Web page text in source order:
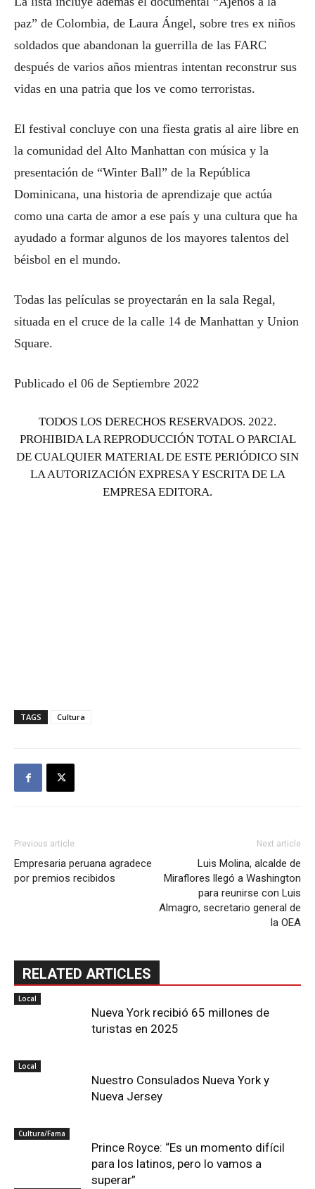
paz” de Colombia, de Laura Ángel, sobre tres ex niños
soldados que abandonan la guerrilla de las FARC
después de varios años mientras intentan reconstrur sus
vidas en una patria que los ve como terroristas.
El festival concluye con una fiesta gratis al aire libre en
la comunidad del Alto Manhattan con música y la
presentación de “Winter Ball” de la República
Dominicana, una historia de aprendizaje que actúa
como una carta de amor a ese país y una cultura que ha
ayudado a formar algunos de los mayores talentos del
béisbol en el mundo.
Todas las películas se proyectarán en la sala Regal,
situada en el cruce de la calle 14 de Manhattan y Union
Square.
Publicado el 06 de Septiembre 2022
TODOS LOS DERECHOS RESERVADOS. 2022.
PROHIBIDA LA REPRODUCCIÓN TOTAL O PARCIAL
DE CUALQUIER MATERIAL DE ESTE PERIÓDICO SIN
LA AUTORIZACIÓN EXPRESA Y ESCRITA DE LA
EMPRESA EDITORA.
TAGS Cultura
Previous article
Empresaria peruana agradece
por premios recibidos
Next article
Luis Molina, alcalde de
Miraflores llegó a Washington
para reunirse con Luis
Almagro, secretario general de
la OEA
RELATED ARTICLES
Local
Nueva York recibió 65 millones de
turistas en 2025
Local
Nuestro Consulados Nueva York y
Nueva Jersey
Cultura/Fama
Prince Royce: “Es un momento difícil
para los latinos, pero lo vamos a
superar”